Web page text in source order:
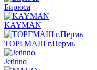
Бирюса
KAYMAN
ТОРГМАШ г.Пермь
Jetinno